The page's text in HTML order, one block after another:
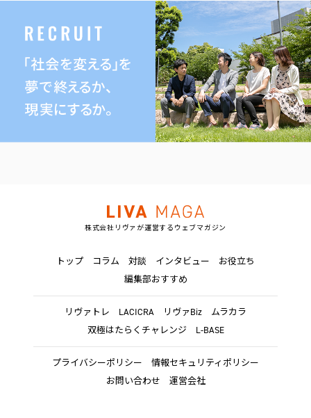
株式会社リヴァが運営するウェブマガジン
トップ コラム 対談 インタビュー
お役立ち
編集部おすすめ
リヴァトレ LACICRA リヴァBiz
ムラカラ
双極はたらくチャレンジ
L-BASE
プライバシーポリシー
情報セキュリティポリシー
お問い合わせ
運営会社